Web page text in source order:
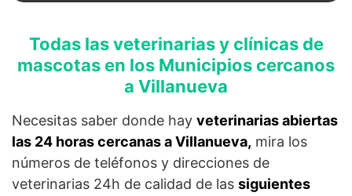
Todas las veterinarias y clínicas de
mascotas en los Municipios cercanos
a Villanueva
Necesitas saber donde hay veterinarias abiertas
las 24 horas cercanas a Villanueva, mira los
números de teléfonos y direcciones de
veterinarias 24h de calidad de las siguientes